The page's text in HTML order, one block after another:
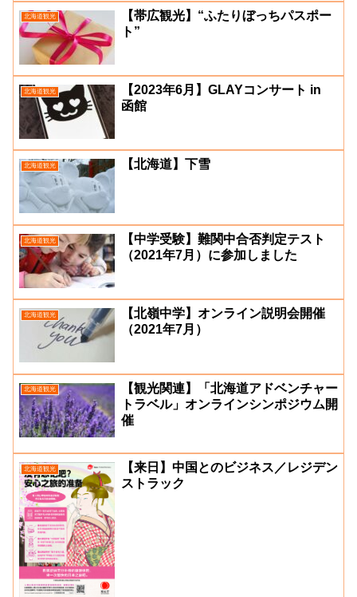
北海道観光
【帯広観光】“ふたりぼっちパスポー
ト”
北海道観光
【2023年6月】GLAYコンサート in
函館
北海道観光 【北海道】下雪
北海道観光
【中学受験】難関中合否判定テスト
（2021年7月）に参加しました
北海道観光
【北嶺中学】オンライン説明会開催
（2021年7月）
北海道観光
【観光関連】「北海道アドベンチャー
トラベル」オンラインシンポジウム開
催
北海道観光
【来日】中国とのビジネス／レジデン
ストラック